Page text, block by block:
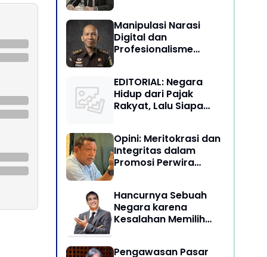
Manipulasi Narasi
Digital dan
Profesionalisme
Social Media di
Indonesia
EDITORIAL: Negara
Hidup dari Pajak
Rakyat, Lalu Siapa
Opini: Meritokrasi dan
Integritas dalam
Promosi Perwira
Hancurnya Sebuah
Negara karena
Kesalahan Memilih
Pengawasan Pasar